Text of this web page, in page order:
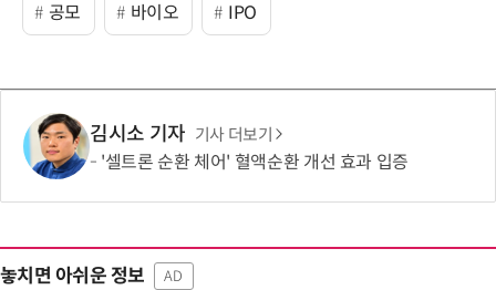
공모 바이오 IPO
김시소 기자 기사 더보기
'셀트론 순환 체어' 혈액순환 개선 효과 입증
놓치면 아쉬운 정보 AD